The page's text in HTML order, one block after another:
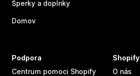
Šperky a doplnky
Domov
Podpora
Centrum pomoci Shopify
Shopify
O nás